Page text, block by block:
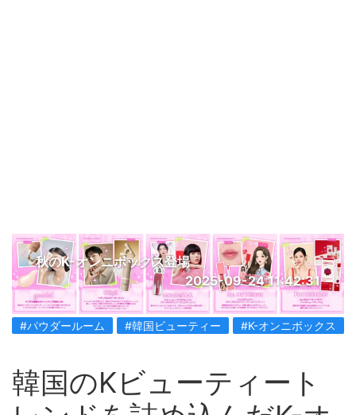
秋のK-オンニボックス登場
2025-09-24 11:42:31
#パウダールーム #韓国ビューティー #K-オンニボックス
韓国のKビューティート